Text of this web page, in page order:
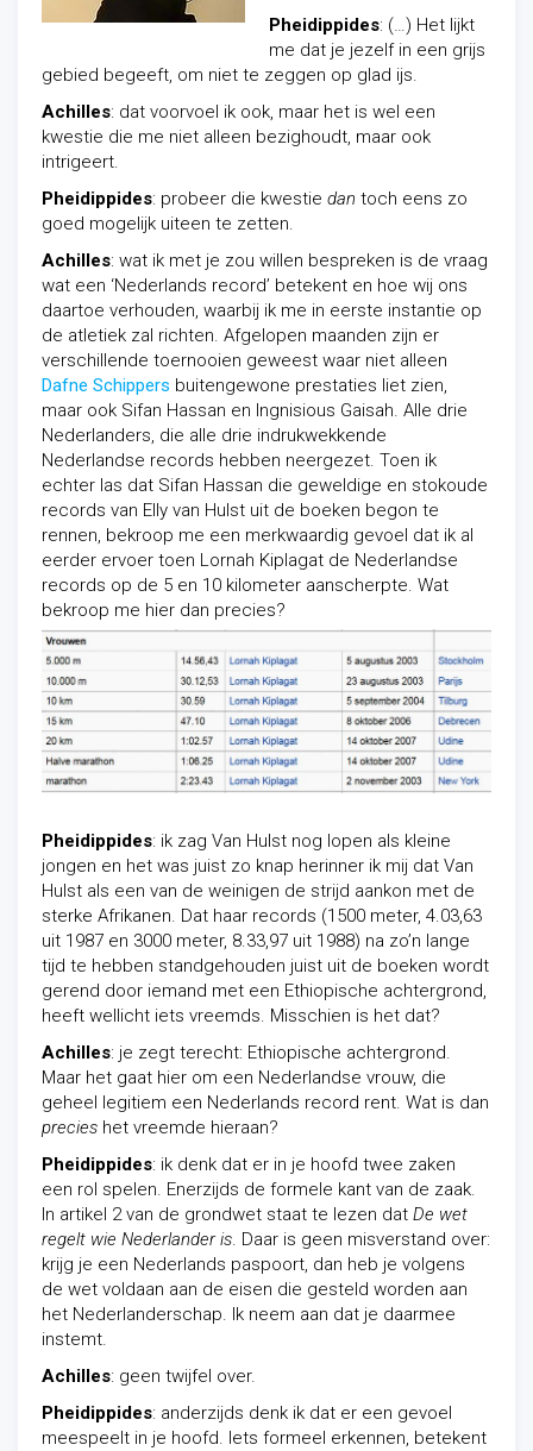
Pheidippides: (…) Het lijkt
me dat je jezelf in een grijs
gebied begeeft, om niet te zeggen op glad ijs.
Achilles: dat voorvoel ik ook, maar het is wel een
kwestie die me niet alleen bezighoudt, maar ook
intrigeert.
Pheidippides: probeer die kwestie dan toch eens zo
goed mogelijk uiteen te zetten.
Achilles: wat ik met je zou willen bespreken is de vraag
wat een ‘Nederlands record’ betekent en hoe wij ons
daartoe verhouden, waarbij ik me in eerste instantie op
de atletiek zal richten. Afgelopen maanden zijn er
verschillende toernooien geweest waar niet alleen
Dafne Schippers buitengewone prestaties liet zien,
maar ook Sifan Hassan en Ingnisious Gaisah. Alle drie
Nederlanders, die alle drie indrukwekkende
Nederlandse records hebben neergezet. Toen ik
echter las dat Sifan Hassan die geweldige en stokoude
records van Elly van Hulst uit de boeken begon te
rennen, bekroop me een merkwaardig gevoel dat ik al
eerder ervoer toen Lornah Kiplagat de Nederlandse
records op de 5 en 10 kilometer aanscherpte. Wat
bekroop me hier dan precies?
Pheidippides: ik zag Van Hulst nog lopen als kleine
jongen en het was juist zo knap herinner ik mij dat Van
Hulst als een van de weinigen de strijd aankon met de
sterke Afrikanen. Dat haar records (1500 meter, 4.03,63
uit 1987 en 3000 meter, 8.33,97 uit 1988) na zo’n lange
tijd te hebben standgehouden juist uit de boeken wordt
gerend door iemand met een Ethiopische achtergrond,
heeft wellicht iets vreemds. Misschien is het dat?
Achilles: je zegt terecht: Ethiopische achtergrond.
Maar het gaat hier om een Nederlandse vrouw, die
geheel legitiem een Nederlands record rent. Wat is dan
precies het vreemde hieraan?
Pheidippides: ik denk dat er in je hoofd twee zaken
een rol spelen. Enerzijds de formele kant van de zaak.
In artikel 2 van de grondwet staat te lezen dat De wet
regelt wie Nederlander is. Daar is geen misverstand over:
krijg je een Nederlands paspoort, dan heb je volgens
de wet voldaan aan de eisen die gesteld worden aan
het Nederlanderschap. Ik neem aan dat je daarmee
instemt.
Achilles: geen twijfel over.
Pheidippides: anderzijds denk ik dat er een gevoel
meespeelt in je hoofd. Iets formeel erkennen, betekent